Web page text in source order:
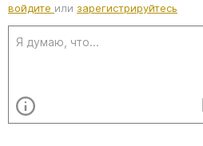
войдите или зарегистрируйтесь